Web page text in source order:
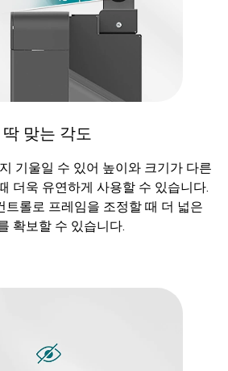
딱 맞는 각도
기울일 수 있어 높이와 크기가 다른
더욱 유연하게 사용할 수 있습니다.
트롤로 프레임을 조정할 때 더 넓은
확보할 수 있습니다.